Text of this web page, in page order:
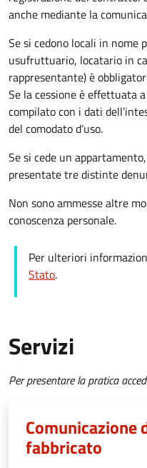
anche mediante la
Se si cedono locali in
usufruttuario, locatario in
rappresentante) è
Se la cessione è effettuata
compilato con i dati
del comodato d’uso.
Se si cede un
presentate tre distinte
Non sono ammesse altre
conoscenza personale.
Per ulteriori
Stato.
Servizi
Per presentare la pratica
Comunicazione
fabbricato